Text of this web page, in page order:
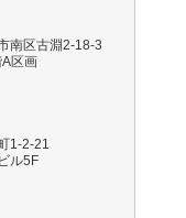
南区古淵2-18-3
区画
1-2-21
ル5F